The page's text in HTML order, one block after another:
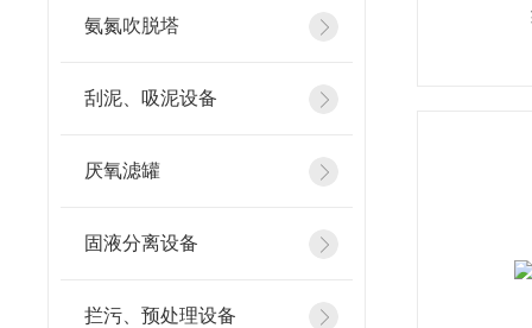
氨氮吹脱塔
刮泥、吸泥设备
厌氧滤罐
固液分离设备
拦污、预处理设备